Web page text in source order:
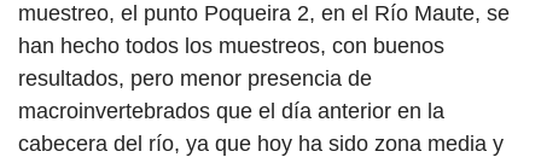
muestreo, el punto Poqueira 2, en el Río Maute, se
han hecho todos los muestreos, con buenos
resultados, pero menor presencia de
macroinvertebrados que el día anterior en la
cabecera del río, ya que hoy ha sido zona media y